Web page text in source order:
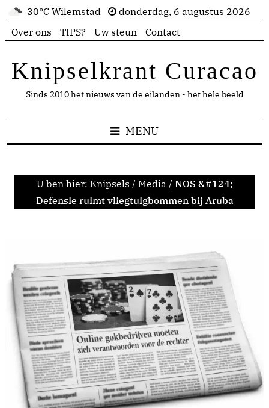
30°C Wilemstad
donderdag, 6 augustus 2026
Over ons
TIPS? Uw steun Contact
Knipselkrant Curacao
Sinds 2010 het nieuws van de eilanden - het hele beeld
MENU
U ben hier: Knipsels / Media / NOS &#124;
Defensie ruimt vliegtuigbommen bij Aruba